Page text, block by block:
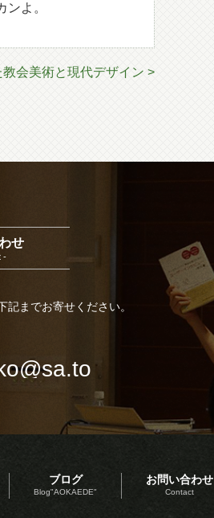
よ。
会美術と現代デザイン >
せ
-
までお寄せください。
ブログ
Blog"AOKAEDE"
お問い合わせ
Contact